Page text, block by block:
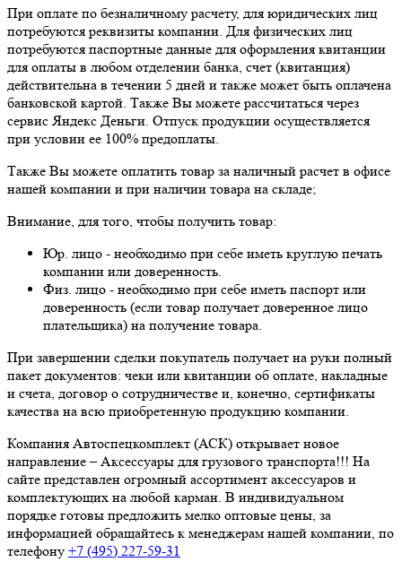
При оплате по безналичному расчету, для юридических лиц
потребуются реквизиты компании. Для физических лиц
потребуются паспортные данные для оформления квитанции
для оплаты в любом отделении банка, счет (квитанция)
действительна в течении 5 дней и также может быть оплачена
банковской картой. Также Вы можете рассчитаться через
сервис Яндекс Деньги. Отпуск продукции осуществляется
при условии ее 100% предоплаты.
Также Вы можете оплатить товар за наличный расчет в офисе
нашей компании и при наличии товара на складе;
Внимание, для того, чтобы получить товар:
Юр. лицо - необходимо при себе иметь круглую печать
компании или доверенность.
Физ. лицо - необходимо при себе иметь паспорт или
доверенность (если товар получает доверенное лицо
плательщика) на получение товара.
При завершении сделки покупатель получает на руки полный
пакет документов: чеки или квитанции об оплате, накладные
и счета, договор о сотрудничестве и, конечно, сертификаты
качества на всю приобретенную продукцию компании.
Компания Автоспецкомплект (АСК) открывает новое
направление – Аксессуары для грузового транспорта!!! На
сайте представлен огромный ассортимент аксессуаров и
комплектующих на любой карман. В индивидуальном
порядке готовы предложить мелко оптовые цены, за
информацией обращайтесь к менеджерам нашей компании, по
телефону +7 (495) 227-59-31